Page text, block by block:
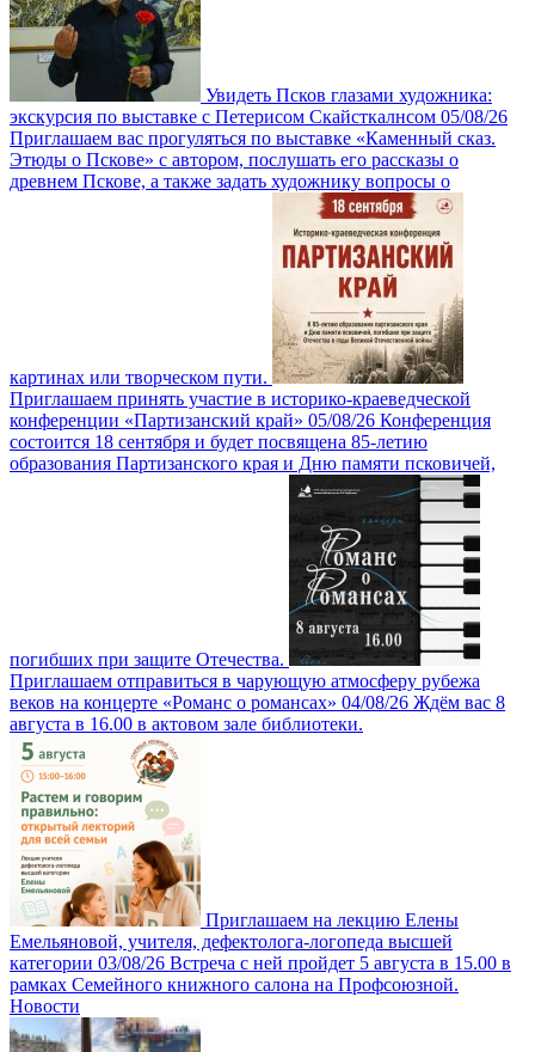
Увидеть Псков глазами художника:
экскурсия по выставке с Петерисом Скайсткалнсом 05/08/26
Приглашаем вас прогуляться по выставке «Каменный сказ.
Этюды о Пскове» с автором, послушать его рассказы о
древнем Пскове, а также задать художнику вопросы о
картинах или творческом пути.
Приглашаем принять участие в историко-краеведческой
конференции «Партизанский край» 05/08/26 Конференция
состоится 18 сентября и будет посвящена 85-летию
образования Партизанского края и Дню памяти псковичей,
погибших при защите Отечества.
Приглашаем отправиться в чарующую атмосферу рубежа
веков на концерте «Романс о романсах» 04/08/26 Ждём вас 8
августа в 16.00 в актовом зале библиотеки.
Приглашаем на лекцию Елены
Емельяновой, учителя, дефектолога-логопеда высшей
категории 03/08/26 Встреча с ней пройдет 5 августа в 15.00 в
рамках Семейного книжного салона на Профсоюзной.
Новости